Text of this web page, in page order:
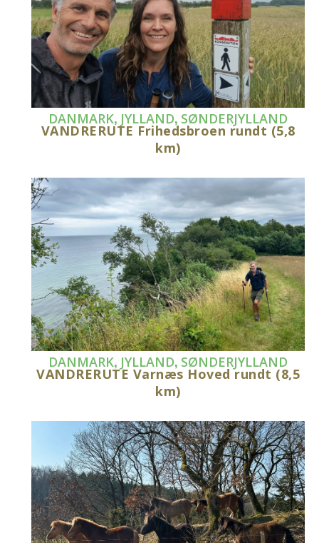
DANMARK, JYLLAND, SØNDERJYLLAND
VANDRERUTE Frihedsbroen rundt (5,8
km)
DANMARK, JYLLAND, SØNDERJYLLAND
VANDRERUTE Varnæs Hoved rundt (8,5
km)